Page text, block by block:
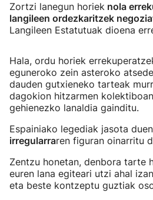
Zortzi lanegun horiek nola
langileen ordezkaritzek
Langileen Estatutuak dioena
Hala, ordu horiek
eguneroko zein asteroko
dauden gutxieneko tarteak
dagokion hitzarmen
gehienezko lanaldia gainditu.
Espainiako legediak jasota duen
irregularraren figuran oinarritu
Zentzu honetan, denbora tarte
euren lana egiteari utzi ahal
eta beste kontzeptu guztiak